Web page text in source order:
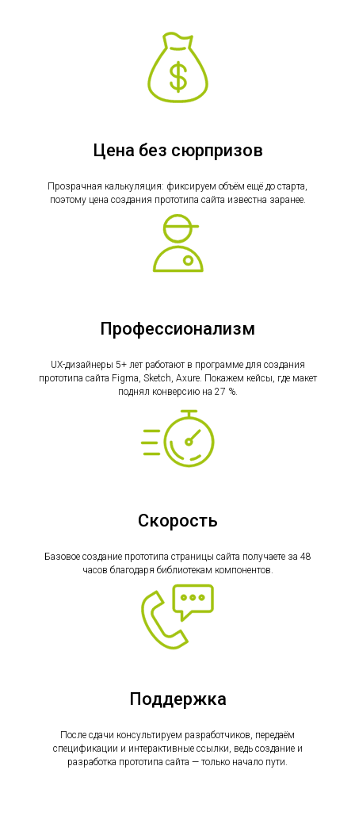
Цена без сюрпризов
Прозрачная калькуляция: фиксируем объём ещё до старта,
поэтому цена создания прототипа сайта известна заранее.
Профессионализм
UX-дизайнеры 5+ лет работают в программе для создания
прототипа сайта Figma, Sketch, Axure. Покажем кейсы, где макет
поднял конверсию на 27 %.
Скорость
Базовое создание прототипа страницы сайта получаете за 48
часов благодаря библиотекам компонентов.
Поддержка
После сдачи консультируем разработчиков, передаём
спецификации и интерактивные ссылки, ведь создание и
разработка прототипа сайта — только начало пути.